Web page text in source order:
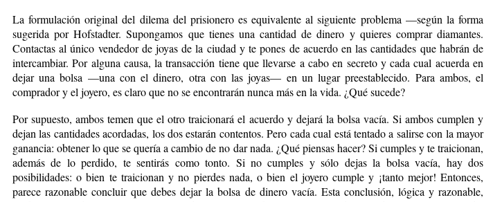
La formulación original del dilema del prisionero es equivalente al siguiente problema —según la forma
sugerida por Hofstadter. Supongamos que tienes una cantidad de dinero y quieres comprar diamantes.
Contactas al único vendedor de joyas de la ciudad y te pones de acuerdo en las cantidades que habrán de
intercambiar. Por alguna causa, la transacción tiene que llevarse a cabo en secreto y cada cual acuerda en
dejar una bolsa —una con el dinero, otra con las joyas— en un lugar preestablecido. Para ambos, el
comprador y el joyero, es claro que no se encontrarán nunca más en la vida. ¿Qué sucede?
Por supuesto, ambos temen que el otro traicionará el acuerdo y deja­rá la bolsa vacía. Si ambos cumplen y
dejan las cantidades acordadas, los dos estarán contentos. Pero cada cual está tentado a salirse con la mayor
ganancia: obtener lo que se quería a cambio de no dar nada. ¿Qué piensas hacer? Si cumples y te traicionan,
además de lo perdido, te sentirás como tonto. Si no cumples y sólo dejas la bolsa vacía, hay dos
posibilidades: o bien te traicionan y no pierdes nada, o bien el joyero cumple y ¡tanto mejor! Entonces,
parece razonable concluir que debes dejar la bolsa de dinero vacía. Esta conclusión, lógica y razonable,